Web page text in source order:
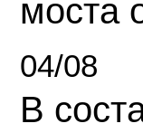
моста
04/08
В